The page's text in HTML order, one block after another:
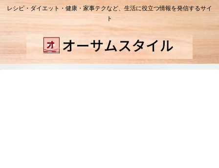
レシピ・ダイエット・健康・家事テクなど、生活に役立つ情報を発信するサイ
ト